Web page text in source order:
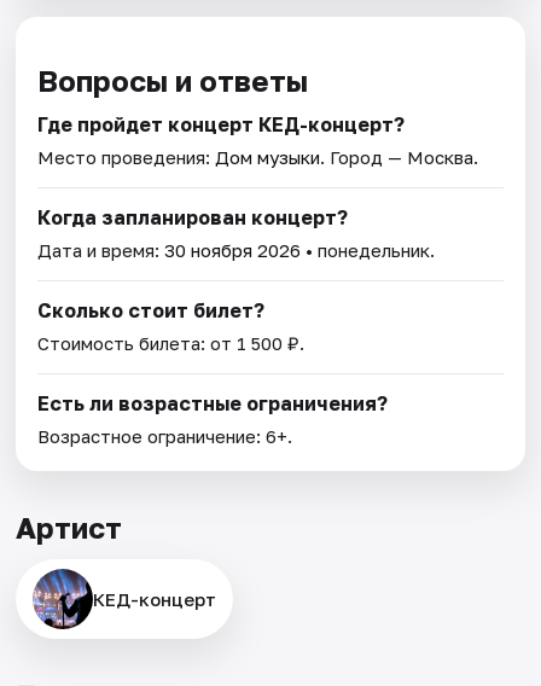
Вопросы и ответы
Где пройдет концерт КЕД-концерт?
Место проведения: Дом музыки. Город — Москва.
Когда запланирован концерт?
Дата и время:30 ноября 2026 • понедельник.
Сколько стоит билет?
Стоимость билета: от 1 500 ₽.
Есть ли возрастные ограничения?
Возрастное ограничение: 6+.
Артист
КЕД-концерт